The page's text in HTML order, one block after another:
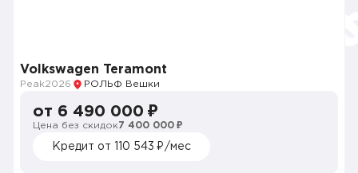
Volkswagen Teramont
Peak2026 РОЛЬФ Вешки
от 6 490 000 ₽
Цена без скидок7 400 000 ₽
Кредит от 110 543 ₽/мес